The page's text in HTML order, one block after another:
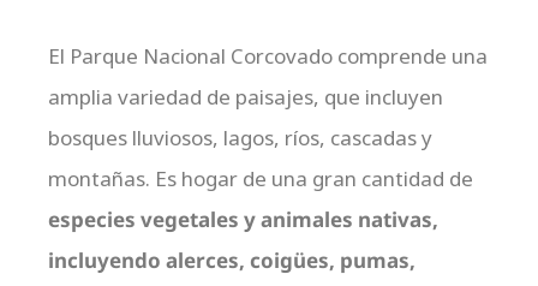
El Parque Nacional Corcovado comprende una
amplia variedad de paisajes, que incluyen
bosques lluviosos, lagos, ríos, cascadas y
montañas. Es hogar de una gran cantidad de
especies vegetales y animales nativas,
incluyendo alerces, coigües, pumas,